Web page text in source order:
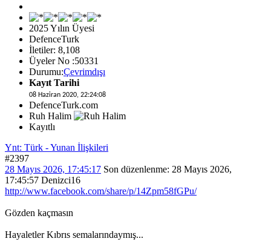
2025 Yılın Üyesi
DefenceTurk
İletiler: 8,108
Üyeler No :50331
Durumu:Çevrimdışı
Kayıt Tarihi
08 Haziran 2020, 22:24:08
DefenceTurk.com
Ruh Halim
Kayıtlı
Ynt: Türk - Yunan İlişkileri
#2397
28 Mayıs 2026, 17:45:17 Son düzenlenme: 28 Mayıs 2026,
17:45:57 Denizci16
http://www.facebook.com/share/p/14Zpm58fGPu/
Gözden kaçmasın
Hayaletler Kıbrıs semalarındaymış...